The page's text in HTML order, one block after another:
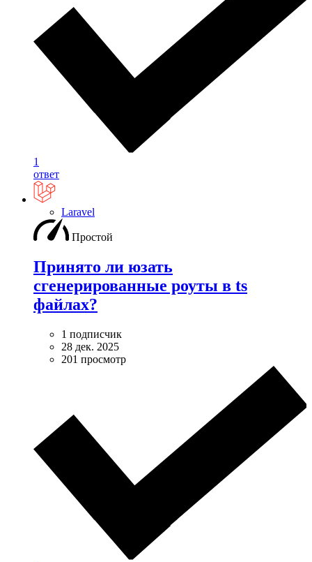
1
ответ
Laravel
Простой
Принято ли юзать
сгенерированные роуты в ts
файлах?
1 подписчик
28 дек. 2025
201 просмотр